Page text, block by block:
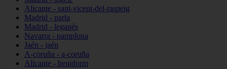
Alicante - sant-vicent-del-raspeig
Madrid - parla
Madrid - leganés
Navarra - pamplona
Jaén - jaén
A-coruña - a-coruña
Alicante - benidorm